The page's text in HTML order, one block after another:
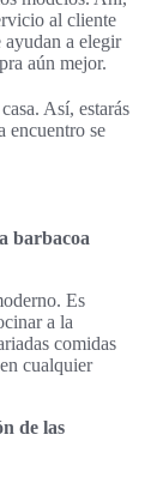
al cliente
a elegir
aún mejor.
Así, estarás
encuentro se
barbacoa
Es
a la
comidas
cualquier
de las